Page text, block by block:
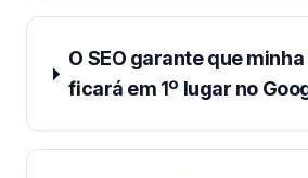
O SEO garante que
ficará em 1º lugar no